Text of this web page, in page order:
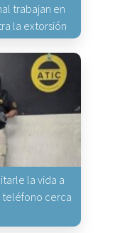
trabajan en
la extorsión
la vida a
teléfono cerca